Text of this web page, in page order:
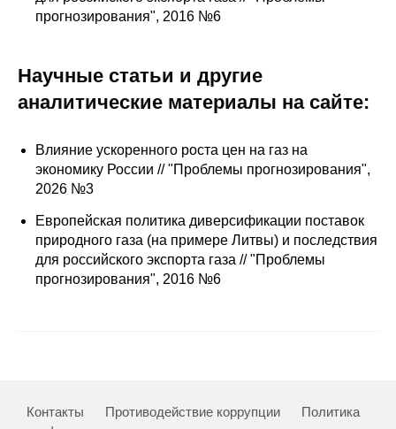
Номера журналов
Информация для авторов
Научные труды
О журнале
прогнозирования", 2016 №6
Научные статьи и другие
аналитические материалы на сайте:
Влияние ускоренного роста цен на газ на
экономику России // "Проблемы прогнозирования",
2026 №3
Европейская политика диверсификации поставок
природного газа (на примере Литвы) и последствия
для российского экспорта газа // "Проблемы
прогнозирования", 2016 №6
Контакты Противодействие коррупции
Политика